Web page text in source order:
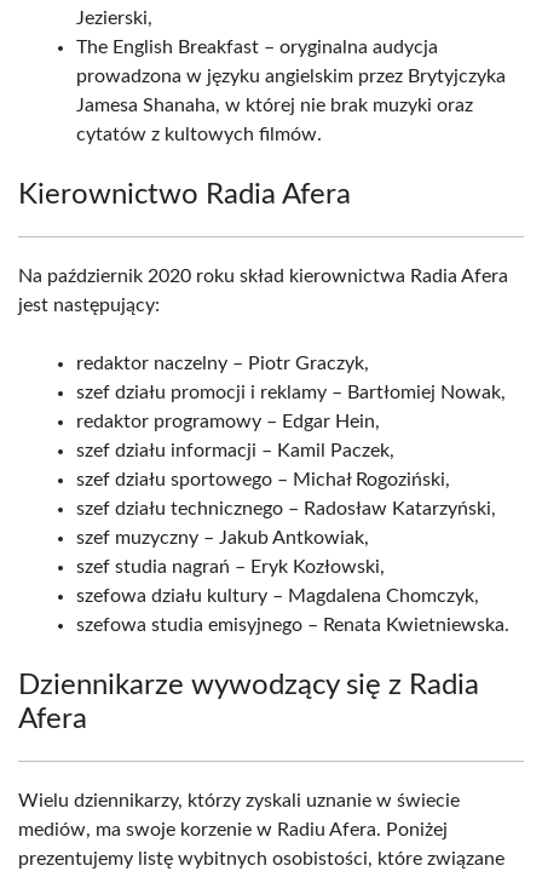
Jezierski,
The English Breakfast – oryginalna audycja
prowadzona w języku angielskim przez Brytyjczyka
Jamesa Shanaha, w której nie brak muzyki oraz
cytatów z kultowych filmów.
Kierownictwo Radia Afera
Na październik 2020 roku skład kierownictwa Radia Afera
jest następujący:
redaktor naczelny – Piotr Graczyk,
szef działu promocji i reklamy – Bartłomiej Nowak,
redaktor programowy – Edgar Hein,
szef działu informacji – Kamil Paczek,
szef działu sportowego – Michał Rogoziński,
szef działu technicznego – Radosław Katarzyński,
szef muzyczny – Jakub Antkowiak,
szef studia nagrań – Eryk Kozłowski,
szefowa działu kultury – Magdalena Chomczyk,
szefowa studia emisyjnego – Renata Kwietniewska.
Dziennikarze wywodzący się z Radia
Afera
Wielu dziennikarzy, którzy zyskali uznanie w świecie
mediów, ma swoje korzenie w Radiu Afera. Poniżej
prezentujemy listę wybitnych osobistości, które związane